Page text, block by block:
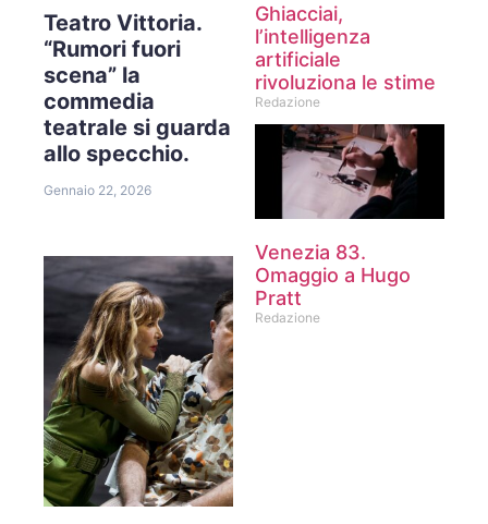
Teatro Vittoria.
“Rumori fuori
scena” la
commedia
teatrale si guarda
allo specchio.
Gennaio 22, 2026
Ghiacciai,
l’intelligenza
artificiale
rivoluziona le stime
Redazione
Venezia 83.
Omaggio a Hugo
Pratt
Redazione